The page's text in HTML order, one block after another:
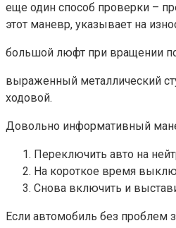
еще один способ проверки –
этот маневр, указывает на
большой люфт при вращении
выраженный металлический
ходовой.
Довольно информативный
Переключить авто на
На короткое время
Снова включить и
Если автомобиль без проблем